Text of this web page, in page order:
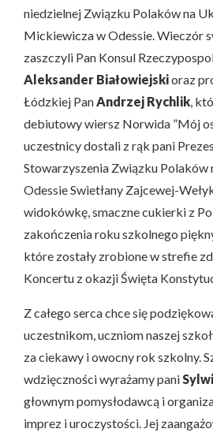
niedzielnej Związku Polaków na
Mickiewicza w Odessie. Wieczór
zaszczyli Pan Konsul
Aleksander Białowiejskioraz
Łódzkiej Pan Andrzej Rychlik ,
debiutowy wiersz Norwida ”Mój
uczestnicy dostali z rąk pani
Stowarzyszenia Związku Polaków
Odessie Swietłany Zajcewej-
widokówkę, smaczne cukierki z
zakończenia roku szkolnego
które zostały zrobione w strefie
Koncertu z okazji Święta
Z całego serca chce się
uczestnikom, uczniom naszej
za ciekawy i owocny rok szkolny.
wdzięczności wyrażamy pani
głownym pomysłodawcą i
imprez i uroczystości. Jej